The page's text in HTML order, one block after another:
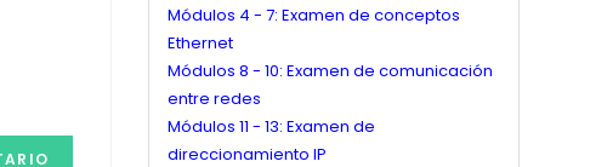
Módulos 4 - 7: Examen de conceptos
Ethernet
Módulos 8 - 10: Examen de comunicación
entre redes
Módulos 11 - 13: Examen de
direccionamiento IP